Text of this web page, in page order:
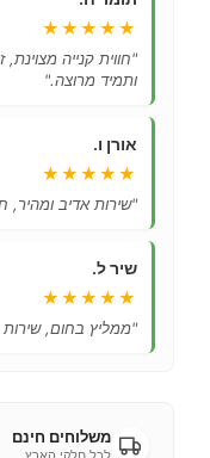
★★★★★
"חווית קנייה
ותמיד מרוצה."
אורן ו.
★★★★★
"שירות אדיב ומהיר,
שיר ל.
★★★★★
"ממליץ בחום,
משלוחים חינם